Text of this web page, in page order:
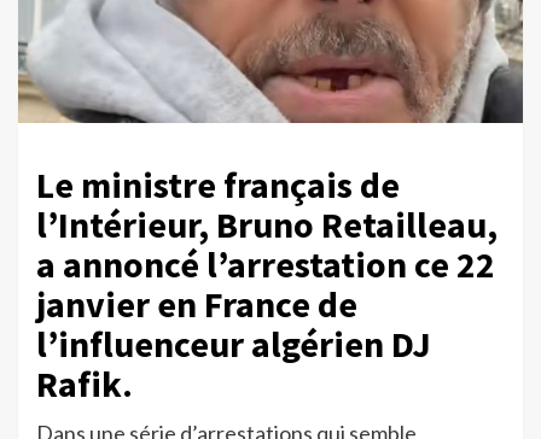
Le ministre français de
l’Intérieur, Bruno Retailleau,
a annoncé l’arrestation ce 22
janvier en France de
l’influenceur algérien DJ
Rafik.
Dans une série d’arrestations qui semble